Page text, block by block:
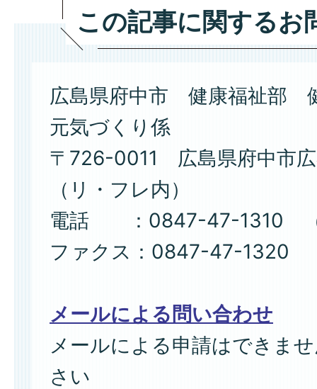
この記事に関するお
広島県府中市 健康福祉部
元気づくり係
〒726-0011 広島県府中市
（リ・フレ内）
電話 ：0847-47-1310
ファクス：0847-47-1320
メールによる問い合わせ
メールによる申請はできま
さい